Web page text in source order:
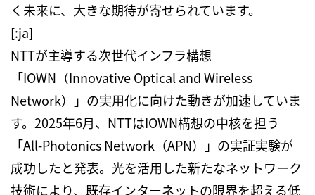
く未来に、大きな期待が寄せられています。
[:ja]
NTTが主導する次世代インフラ構想
「IOWN （Innovative Optical and Wireless
Network）」の実用化に向けた動きが加速していま
す。 2025年6月、 NTTはIOWN構想の中核を担う
「All-Photonics Network （APN）」の実証実験が
成功したと発表。光を活用した新たなネットワーク
技術により、既存インターネットの限界を超える低